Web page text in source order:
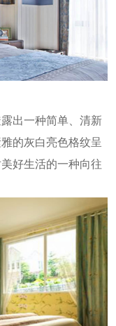
出一种简单、清新
的灰白亮色格纹呈
好生活的一种向往